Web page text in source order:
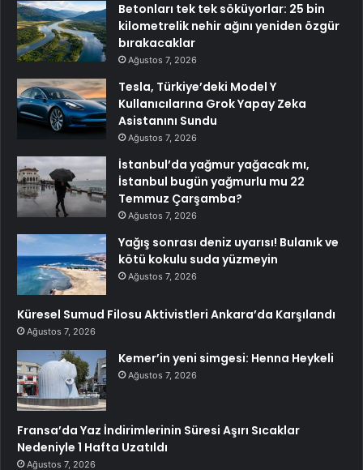
Betonları tek tek söküyorlar: 25 bin
kilometrelik nehir ağını yeniden özgür
bırakacaklar
Ağustos 7, 2026
Tesla, Türkiye’deki Model Y
Kullanıcılarına Grok Yapay Zeka
Asistanını Sundu
Ağustos 7, 2026
İstanbul’da yağmur yağacak mı,
İstanbul bugün yağmurlu mu 22
Temmuz Çarşamba?
Ağustos 7, 2026
Yağış sonrası deniz uyarısı! Bulanık ve
kötü kokulu suda yüzmeyin
Ağustos 7, 2026
Küresel Sumud Filosu Aktivistleri Ankara’da Karşılandı
Ağustos 7, 2026
Kemer’in yeni simgesi: Henna Heykeli
Ağustos 7, 2026
Fransa’da Yaz İndirimlerinin Süresi Aşırı Sıcaklar
Nedeniyle 1 Hafta Uzatıldı
Ağustos 7, 2026